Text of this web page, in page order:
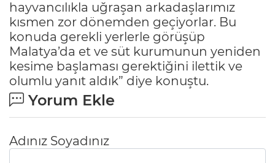
hayvancılıkla uğraşan arkadaşlarımız
kısmen zor dönemden geçiyorlar. Bu
konuda gerekli yerlerle görüşüp
Malatya’da et ve süt kurumunun yeniden
kesime başlaması gerektiğini ilettik ve
olumlu yanıt aldık” diye konuştu.
Yorum Ekle
Adınız Soyadınız